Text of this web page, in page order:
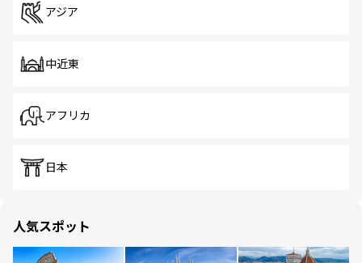
アジア
中近東
アフリカ
日本
人気スポット